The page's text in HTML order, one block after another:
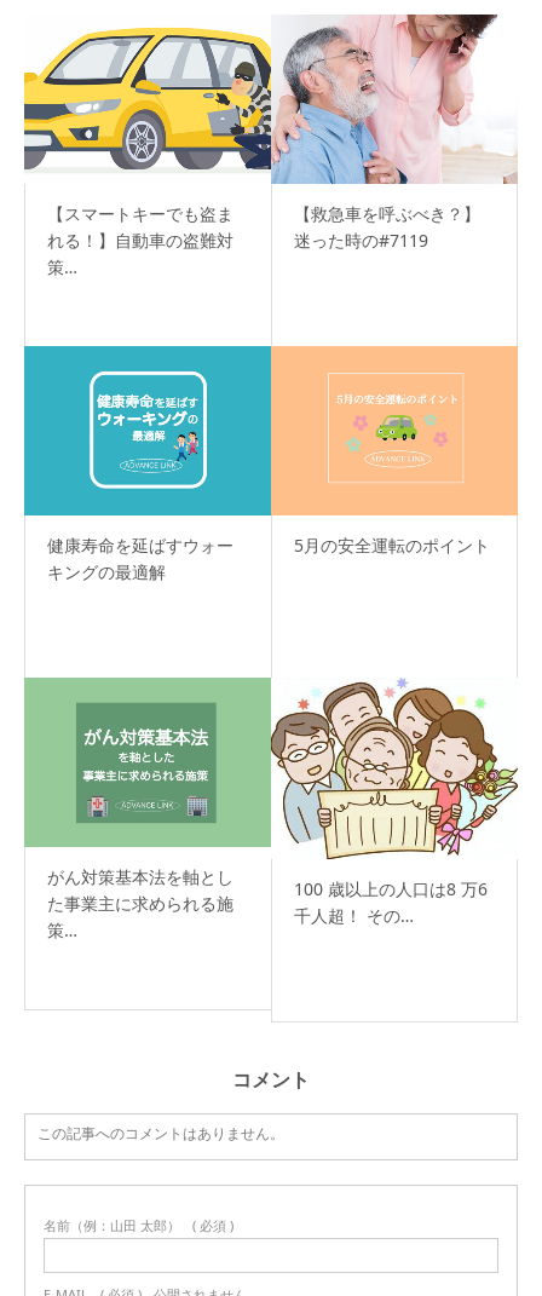
【スマートキーでも盗ま
れる！】自動車の盗難対
策…
【救急車を呼ぶべき？】
迷った時の#7119
健康寿命を延ばすウォー
キングの最適解
5月の安全運転のポイント
がん対策基本法を軸とし
た事業主に求められる施
策…
100 歳以上の人口は8 万6
千人超！ その…
コメント
この記事へのコメントはありません。
名前（例：山田 太郎） ( 必須 )